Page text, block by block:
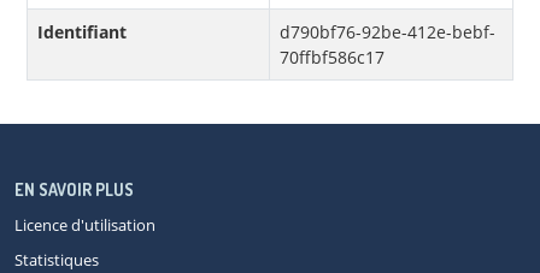
Identifiant
d790bf76-92be-412e-bebf-
70ffbf586c17
EN SAVOIR PLUS
Licence d'utilisation
Statistiques